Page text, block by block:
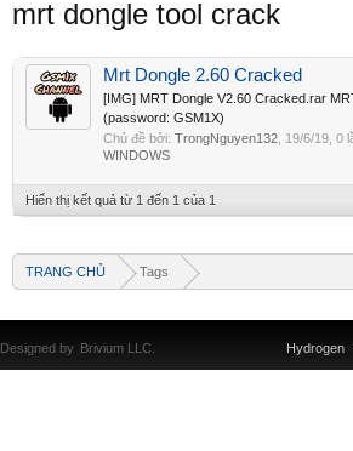
mrt dongle tool crack
Mrt Dongle 2.60 Cracked
[IMG] MRT Dongle V2.60 Cracked.rar
(password: GSM1X)
Chủ đề bởi: TrongNguyen132 19/6/19 , 0
WINDOWS
Hiển thị kết quả từ 1 đến 1 của 1
TRANG CHỦ Tags
Hydrogen
Designed by Brivium LLC.